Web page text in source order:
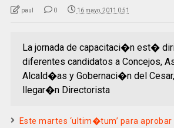
paul 0 16 mayo, 2011 0:51
La jornada de capacitaci�n est�
diferentes candidatos a Concejos,
Alcald�as y Gobernaci�n del
llegar�n Directorista
Este martes ‘ultim�tum’ para